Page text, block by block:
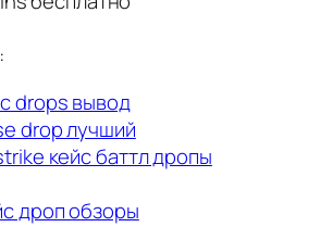
drops вывод
drop лучший
кейс баттл дропы
дроп обзоры